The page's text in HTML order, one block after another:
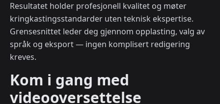
Resultatet holder profesjonell kvalitet og møter
kringkastingsstandarder uten teknisk ekspertise.
Grensesnittet leder deg gjennom opplasting, valg av
språk og eksport — ingen komplisert redigering
kreves.
Kom i gang med
videooversettelse